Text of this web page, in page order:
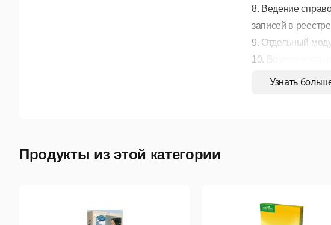
8. Ведение
записей в
9. Отдельный
10. Возможность
11. Интуитивно
2. Повышение
Узнать
Продукты из этой категории